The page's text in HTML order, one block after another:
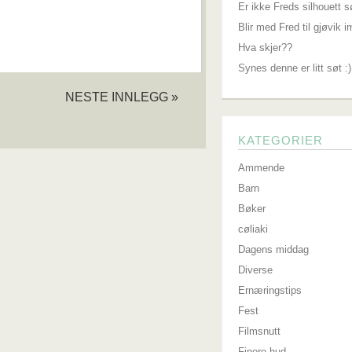
NESTE INNLEGG »
Er ikke Freds silhouett
Blir med Fred til gjøvik
Hva skjer??
Synes denne er litt søt :)
KATEGORIER
Ammende
Barn
Bøker
cøliaki
Dagens middag
Diverse
Ernæringstips
Fest
Filmsnutt